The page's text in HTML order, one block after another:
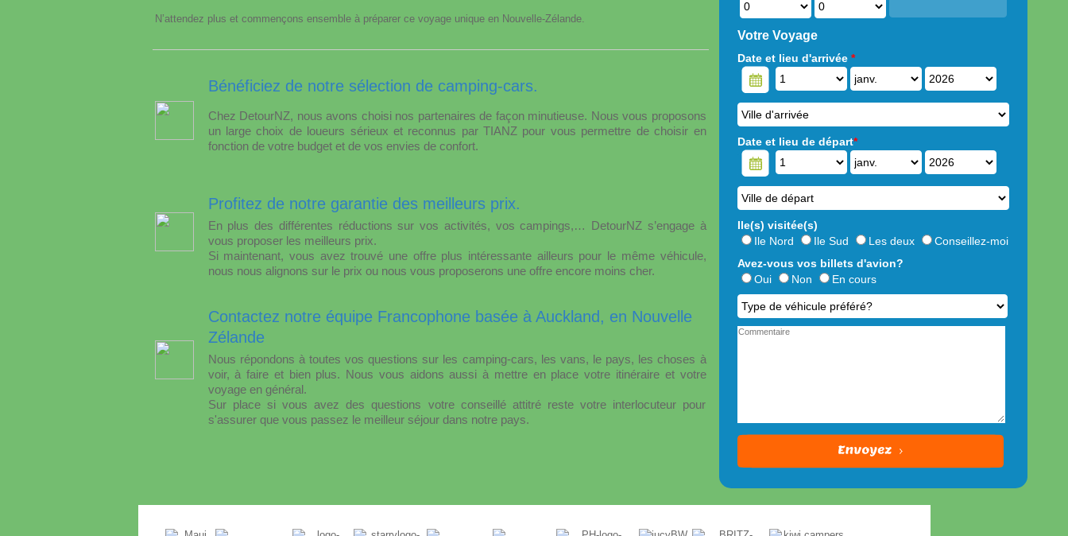
N’attendez plus et commençons ensemble à préparer ce voyage unique en Nouvelle-Zélande.
Bénéficiez de notre sélection de camping-cars.
Chez DetourNZ, nous avons choisi nos partenaires de façon minutieuse. Nous vous proposons
un large choix de loueurs sérieux et reconnus par TIANZ pour vous permettre de choisir en
fonction de votre budget et de vos envies de confort.
Profitez de notre garantie des meilleurs prix.
En plus des différentes réductions sur vos activités, vos campings,… DetourNZ s’engage à
vous proposer les meilleurs prix.
Si maintenant, vous avez trouvé une offre plus intéressante ailleurs pour le même véhicule,
nous nous alignons sur le prix ou nous vous proposerons une offre encore moins cher.
Contactez notre équipe Francophone basée à Auckland, en Nouvelle
Zélande
Nous répondons à toutes vos questions sur les camping-cars, les vans, le pays, les choses à
voir, à faire et bien plus. Nous vous aidons aussi à mettre en place votre itinéraire et votre
voyage en général.
Sur place si vous avez des questions votre conseillé attitré reste votre interlocuteur pour
s'assurer que vous passez le meilleur séjour dans notre pays.
Votre Voyage
Date et lieu d'arrivée *
Date et lieu de départ*
Ile(s) visitée(s)
Ile Nord
Ile Sud Les deux
Conseillez-moi
Avez-vous vos billets d'avion?
Oui
Non En cours